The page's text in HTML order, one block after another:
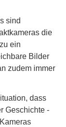
sind
die
ein
Bilder
zudem immer
dass
Geschichte -